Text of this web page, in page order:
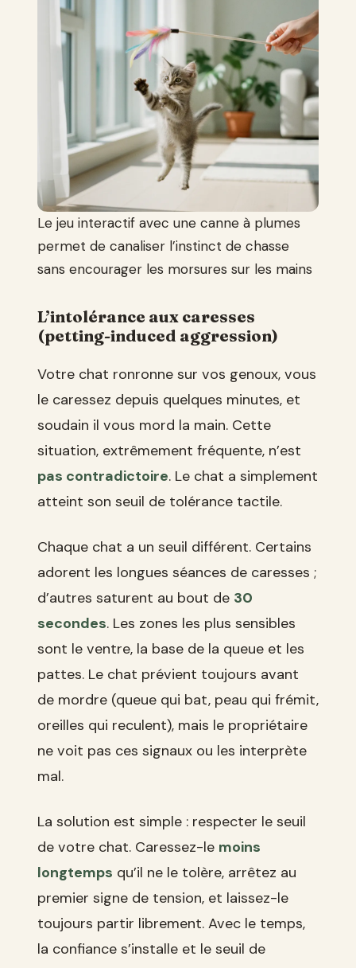
Le jeu interactif avec une canne à plumes
permet de canaliser l’instinct de chasse
sans encourager les morsures sur les mains
L’intolérance aux caresses
(petting-induced aggression)
Votre chat ronronne sur vos genoux, vous
le caressez depuis quelques minutes, et
soudain il vous mord la main. Cette
situation, extrêmement fréquente, n’est
pas contradictoire. Le chat a simplement
atteint son seuil de tolérance tactile.
Chaque chat a un seuil différent. Certains
adorent les longues séances de caresses ;
d’autres saturent au bout de 30
secondes. Les zones les plus sensibles
sont le ventre, la base de la queue et les
pattes. Le chat prévient toujours avant
de mordre (queue qui bat, peau qui frémit,
oreilles qui reculent), mais le propriétaire
ne voit pas ces signaux ou les interprète
mal.
La solution est simple : respecter le seuil
de votre chat. Caressez-le moins
longtemps qu’il ne le tolère, arrêtez au
premier signe de tension, et laissez-le
toujours partir librement. Avec le temps,
la confiance s’installe et le seuil de